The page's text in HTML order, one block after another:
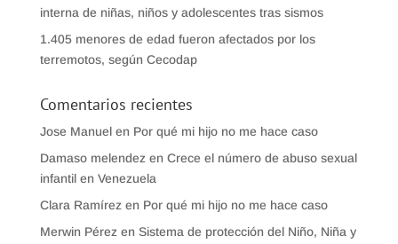
interna de niñas, niños y adolescentes tras sismos
1.405 menores de edad fueron afectados por los
terremotos, según Cecodap
Comentarios recientes
Jose Manuelen Por qué mi hijo no me hace caso
Damaso melendez en Crece el número de abuso sexual
infantil en Venezuela
Clara Ramírez en Por qué mi hijo no me hace caso
Merwin Pérez en Sistema de protección del Niño, Niña y